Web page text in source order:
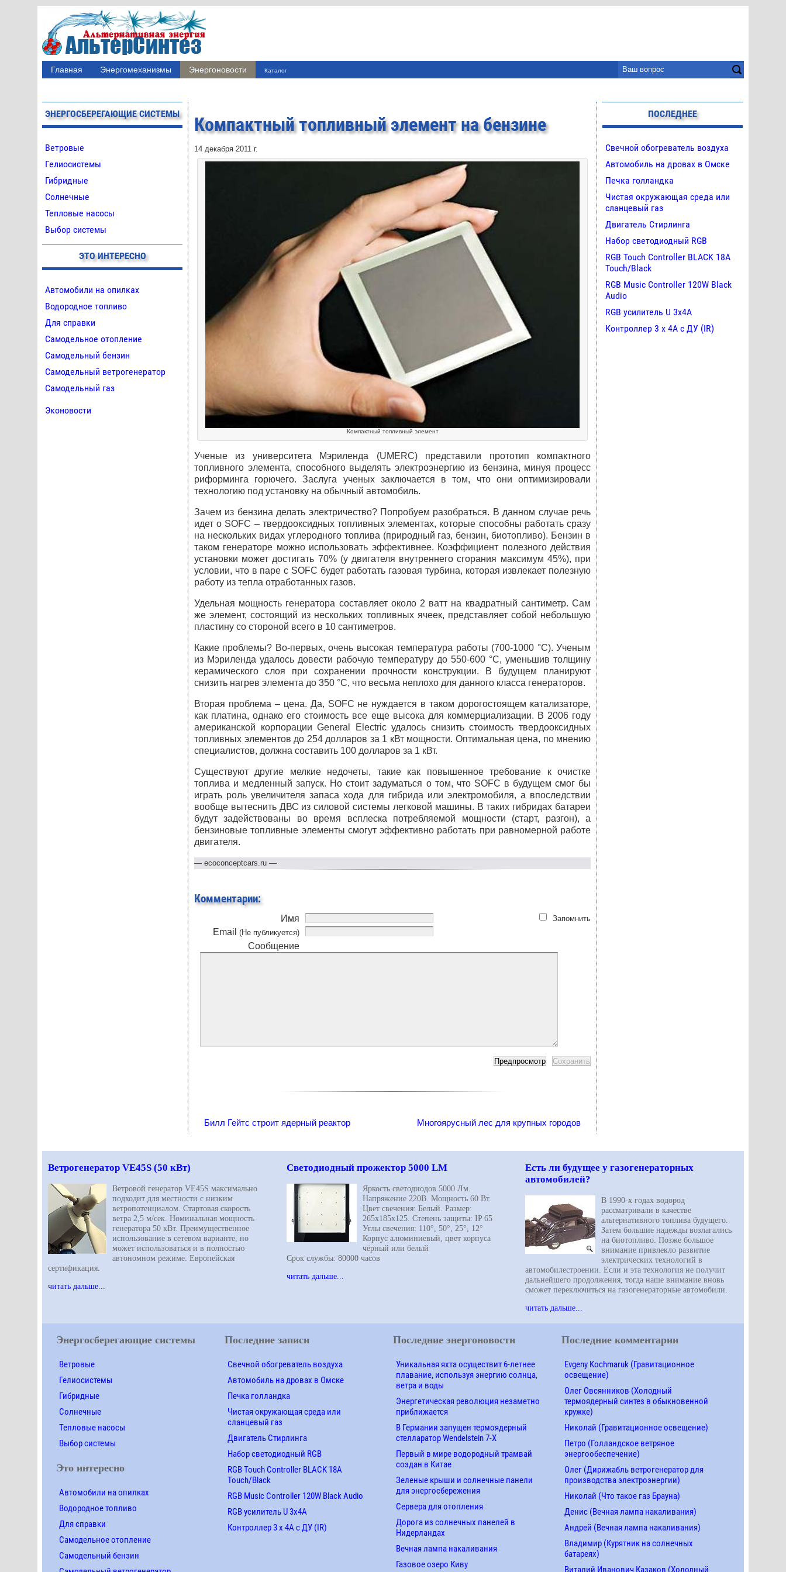
Главная Энергомеханизмы Энергоновости Каталог
ЭНЕРГОСБЕРЕГАЮЩИЕ СИСТЕМЫ
Ветровые
Гелиосистемы
Гибридные
Солнечные
Тепловые насосы
Выбор системы
ЭТО ИНТЕРЕСНО
Автомобили на опилках
Водородное топливо
Для справки
Самодельное отопление
Самодельный бензин
Самодельный ветрогенератор
Самодельный газ
Эконовости
Компактный топливный элемент на бензине
14 декабря 2011 г.
Компактный топливный элемент
Ученые из университета Мэриленда (UMERC) представили прототип компактного
топливного элемента, способного выделять электроэнергию из бензина, минуя процесс
риформинга горючего. Заслуга ученых заключается в том, что они оптимизировали
технологию под установку на обычный автомобиль.
Зачем из бензина делать электричество? Попробуем разобраться. В данном случае речь
идет о SOFC – твердооксидных топливных элементах, которые способны работать сразу
на нескольких видах углеродного топлива (природный газ, бензин, биотопливо). Бензин в
таком генераторе можно использовать эффективнее. Коэффициент полезного действия
установки может достигать 70% (у двигателя внутреннего сгорания максимум 45%), при
условии, что в паре с SOFC будет работать газовая турбина, которая извлекает полезную
работу из тепла отработанных газов.
Удельная мощность генератора составляет около 2 ватт на квадратный сантиметр. Сам
же элемент, состоящий из нескольких топливных ячеек, представляет собой небольшую
пластину со стороной всего в 10 сантиметров.
Какие проблемы? Во-первых, очень высокая температура работы (700-1000 °C). Ученым
из Мэриленда удалось довести рабочую температуру до 550-600 °C, уменьшив толщину
керамического слоя при сохранении прочности конструкции. В будущем планируют
снизить нагрев элемента до 350 °C, что весьма неплохо для данного класса генераторов.
Вторая проблема – цена. Да, SOFC не нуждается в таком дорогостоящем катализаторе,
как платина, однако его стоимость все еще высока для коммерциализации. В 2006 году
американской корпорации General Electric удалось снизить стоимость твердооксидных
топливных элементов до 254 долларов за 1 кВт мощности. Оптимальная цена, по мнению
специалистов, должна составить 100 долларов за 1 кВт.
Существуют другие мелкие недочеты, такие как повышенное требование к очистке
топлива и медленный запуск. Но стоит задуматься о том, что SOFC в будущем смог бы
играть роль увеличителя запаса хода для гибрида или электромобиля, а впоследствии
вообще вытеснить ДВС из силовой системы легковой машины. В таких гибридах батареи
будут задействованы во время всплеска потребляемой мощности (старт, разгон), а
бензиновые топливные элементы смогут эффективно работать при равномерной работе
двигателя.
— ecoconceptcars.ru —
Комментарии:
Запомнить
Имя
Email (Не публикуется)
Сообщение
Билл Гейтс строит ядерный реактор Многоярусный лес для крупных городов
ПОСЛЕДНЕЕ
Свечной обогреватель воздуха
Автомобиль на дровах в Омске
Печка голландка
Чистая окружающая среда или
сланцевый газ
Двигатель Стирлинга
Набор светодиодный RGB
RGB Touch Controller BLACK 18A
Touch/Black
RGB Music Controller 120W Black
Audio
RGB усилитель U 3х4A
Контроллер 3 х 4А с ДУ (IR)
Ветрогенератор VE45S (50 кВт)
Ветровой генератор VE45S максимально
подходит для местности с низким
ветропотенциалом. Стартовая скорость
ветра 2,5 м/сек. Номинальная мощность
генератора 50 кВт. Преимущественное
использование в сетевом варианте, но
может использоваться и в полностью
автономном режиме. Европейская
сертификация.
читать дальше...
Светодиодный прожектор 5000 LM
Яркость светодиодов 5000 Лм.
Напряжение 220В. Мощность 60 Вт.
Цвет свечения: Белый. Размер:
265х185х125. Степень защиты: IP 65
Углы свечения: 110°, 50°, 25°, 12°
Корпус алюминиевый, цвет корпуса
чёрный или белый
Срок службы: 80000 часов
читать дальше...
Есть ли будущее у газогенераторных
автомобилей?
В 1990-х годах водород
рассматривали в качестве
альтернативного топлива будущего.
Затем большие надежды возлагались
на биотопливо. Позже большое
внимание привлекло развитие
электрических технологий в
автомобилестроении. Если и эта технология не получит
дальнейшего продолжения, тогда наше внимание вновь
сможет переключиться на газогенераторные автомобили.
читать дальше...
Энергосберегающие системы
Ветровые
Гелиосистемы
Гибридные
Солнечные
Тепловые насосы
Выбор системы
Это интересно
Автомобили на опилках
Водородное топливо
Для справки
Самодельное отопление
Самодельный бензин
Последние записи
Свечной обогреватель воздуха
Автомобиль на дровах в Омске
Печка голландка
Чистая окружающая среда или
сланцевый газ
Двигатель Стирлинга
Набор светодиодный RGB
RGB Touch Controller BLACK 18A
Touch/Black
RGB Music Controller 120W Black Audio
RGB усилитель U 3х4A
Контроллер 3 х 4А с ДУ (IR)
Последние энергоновости
Уникальная яхта осуществит 6-летнее
плавание, используя энергию солнца,
ветра и воды
Энергетическая революция незаметно
приближается
В Германии запущен термоядерный
стелларатор Wendelstein 7-X
Первый в мире водородный трамвай
создан в Китае
Зеленые крыши и солнечные панели
для энергосбережения
Сервера для отопления
Дорога из солнечных панелей в
Нидерландах
Вечная лампа накаливания
Газовое озеро Киву
Последние комментарии
Evgeny Kochmaruk (Гравитационное
освещение)
Олег Овсянников (Холодный
термоядерный синтез в обыкновенной
кружке)
Николай (Гравитационное освещение)
Петро (Голландское ветряное
энергообеспечение)
Олег (Дирижабль ветрогенератор для
производства электроэнергии)
Николай (Что такое газ Брауна)
Денис (Вечная лампа накаливания)
Андрей (Вечная лампа накаливания)
Владимир (Курятник на солнечных
батареях)
Виталий Иванович Казаков (Холодный